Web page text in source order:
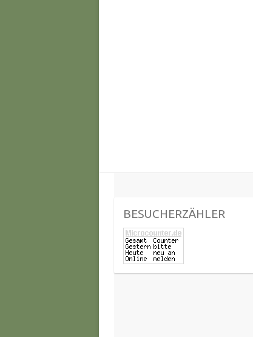
BESUCHERZÄHLER